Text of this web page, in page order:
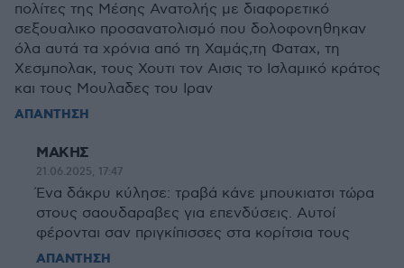
πολίτες της Μέσης Ανατολής με διαφορετικό
σεξουαλικο προσανατολισμό που δολοφονηθηκαν
όλα αυτά τα χρόνια από τη Χαμάς,τη Φαταχ, τη
Χεσμπολακ, τους Χουτι τον Αισις το Ισλαμικό κράτος
και τους Μουλαδες του Ιραν
ΑΠΑΝΤΗΣΗ
ΜΑΚΗΣ
21.06.2025, 17:47
Ένα δάκρυ κύλησε: τραβά κάνε μπουκιατσι τώρα
στους σαουδαραβες για επενδύσεις. Αυτοί
φέρονται σαν πριγκίπισσες στα κορίτσια τους
ΑΠΑΝΤΗΣΗ